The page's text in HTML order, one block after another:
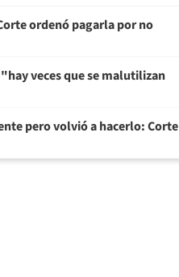
ordenó pagarla por no
veces que se malutilizan
pero volvió a hacerlo: Corte